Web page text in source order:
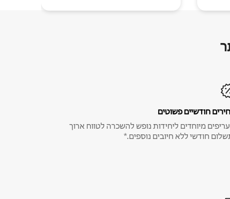
חודשיים פשוטים
מיוחדים ליחידות נופש להשכרה לטווח ארוך
חודשי ללא חיובים נוספים.*